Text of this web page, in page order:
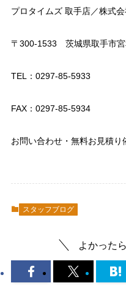
プロタイムズ 取手店／株式
〒300-1533 茨城県取手市宮
TEL：0297-85-5933
FAX：0297-85-5934
お問い合わせ・無料お見積り
スタッフブログ
よかった